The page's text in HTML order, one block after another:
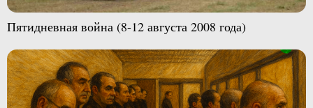
Пятидневная война (8-12 августа 2008 года)